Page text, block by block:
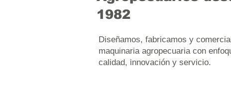
Diseñamos, fabricamos y
maquinaria agropecuaria con
calidad, innovación y servicio.
1982